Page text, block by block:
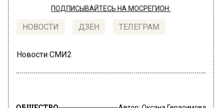
ПОДПИСЫВАЙТЕСЬ НА МОСРЕГИОН:
НОВОСТИ ДЗЕН ТЕЛЕГРАМ
Новости СМИ2